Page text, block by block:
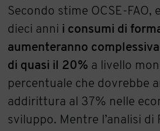
Secondo stime OCSE-FAO,
dieci anni i consumi di
aumenteranno
di quasi il 20% a livello
percentuale che dovrebbe
addirittura al 37% nelle
sviluppo. Mentre l’analisi